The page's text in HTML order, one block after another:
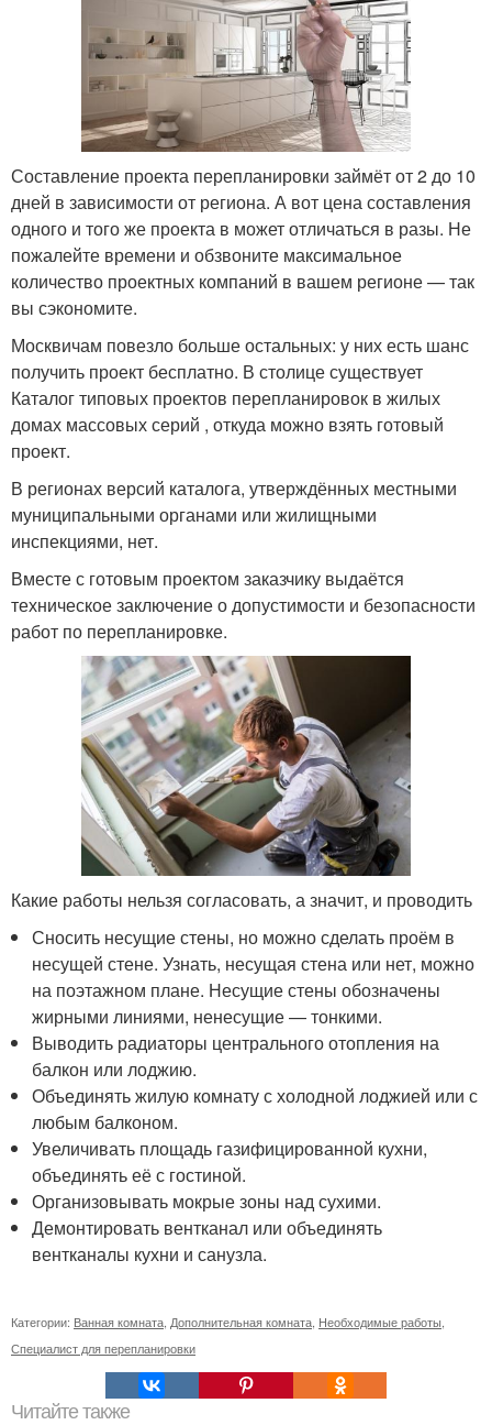
Составление проекта перепланировки займёт от 2 до 10
дней в зависимости от региона. А вот цена составления
одного и того же проекта в может отличаться в разы. Не
пожалейте времени и обзвоните максимальное
количество проектных компаний в вашем регионе — так
вы сэкономите.
Москвичам повезло больше остальных: у них есть шанс
получить проект бесплатно. В столице существует
Каталог типовых проектов перепланировок в жилых
домах массовых серий , откуда можно взять готовый
проект.
В регионах версий каталога, утверждённых местными
муниципальными органами или жилищными
инспекциями, нет.
Вместе с готовым проектом заказчику выдаётся
техническое заключение о допустимости и безопасности
работ по перепланировке.
Какие работы нельзя согласовать, а значит, и проводить
Сносить несущие стены, но можно сделать проём в
несущей стене. Узнать, несущая стена или нет, можно
на поэтажном плане. Несущие стены обозначены
жирными линиями, ненесущие — тонкими.
Выводить радиаторы центрального отопления на
балкон или лоджию.
Объединять жилую комнату с холодной лоджией или с
любым балконом.
Увеличивать площадь газифицированной кухни,
объединять её с гостиной.
Организовывать мокрые зоны над сухими.
Демонтировать вентканал или объединять
вентканалы кухни и санузла.
Категории: Ванная комната, Дополнительная комната, Необходимые работы,
Специалист для перепланировки
Читайте также